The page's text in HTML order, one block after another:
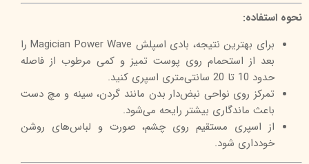
نحوه استفاده:
برای بهترین نتیجه، بادی اسپلش Magician Power Wave را
بعد از استحمام روی پوست تمیز و کمی مرطوب از فاصله
حدود 10 تا 20 سانتی‌متری اسپری کنید.
تمرکز روی نواحی نبض‌دار بدن مانند گردن، سینه و مچ دست
باعث ماندگاری بیشتر رایحه می‌شود.
از اسپری مستقیم روی چشم، صورت و لباس‌های روشن
خودداری شود.